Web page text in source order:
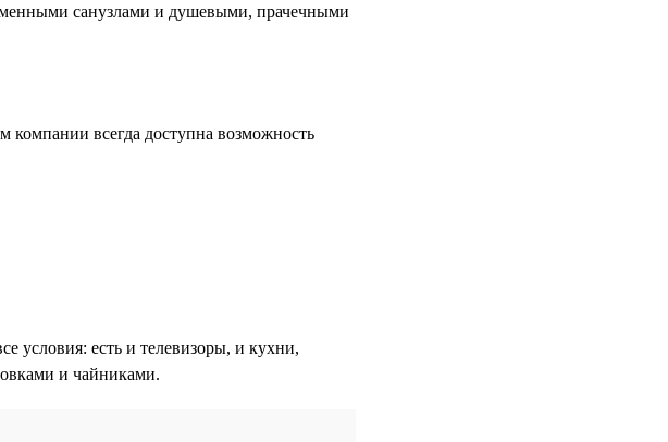
санузлами и душевыми, прачечными
компании всегда доступна возможность
условия: есть и телевизоры, и кухни,
и чайниками.